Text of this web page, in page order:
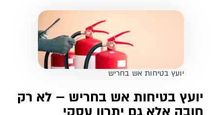
יועץ בטיחות אש בחריש
יועץ בטיחות אש בחריש – לא רק